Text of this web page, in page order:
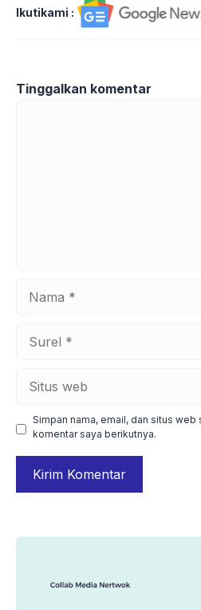
Ikutikami :
Tinggalkan komentar
web
Simpan nama, email, dan situs
komentar saya berikutnya.